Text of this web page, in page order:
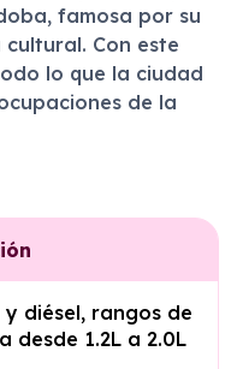
famosa por su
Con este
lo que la ciudad
de la
y diésel, rangos de
desde 1.2L a 2.0L